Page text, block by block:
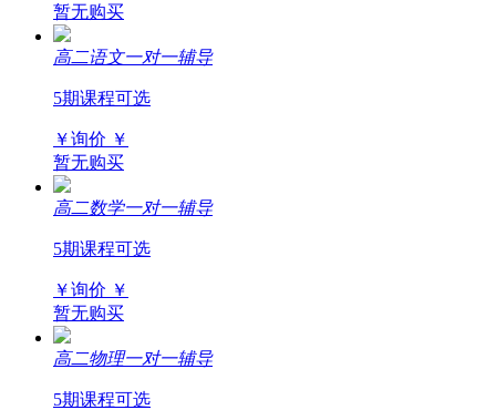
暂无购买
高二语文一对一辅导
5期课程可选
￥询价 ￥
暂无购买
高二数学一对一辅导
5期课程可选
￥询价 ￥
暂无购买
高二物理一对一辅导
5期课程可选